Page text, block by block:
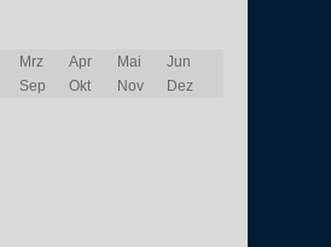
Mrz Apr Mai
Jun
Sep Okt Nov
Dez